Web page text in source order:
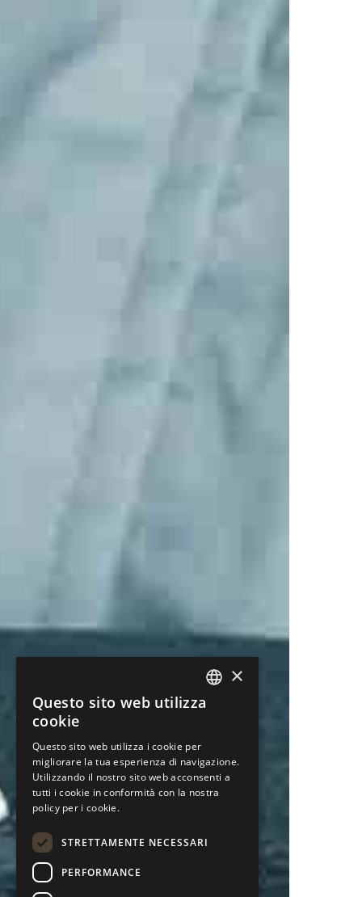
ENGLISH
ITALIAN
SPANISH
×
Questo sito web utilizza
cookie
Questo sito web utilizza i cookie per
migliorare la tua esperienza di navigazione.
Utilizzando il nostro sito web acconsenti a
tutti i cookie in conformità con la nostra
policy per i cookie.
STRETTAMENTE NECESSARI
PERFORMANCE